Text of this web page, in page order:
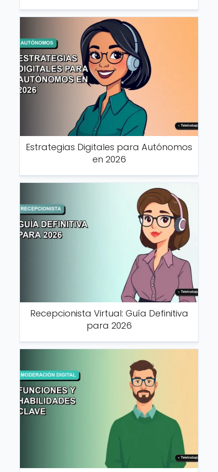
Estrategias Digitales para Autónomos
en 2026
Recepcionista Virtual: Guía Definitiva
para 2026